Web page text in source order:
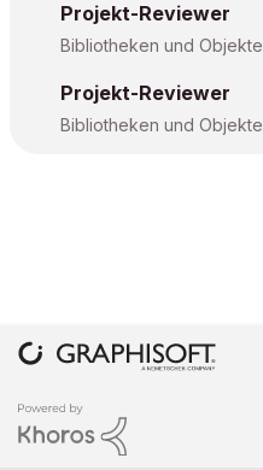
Projekt-Reviewer
Bibliotheken und Objekte
Projekt-Reviewer
Bibliotheken und Objekte